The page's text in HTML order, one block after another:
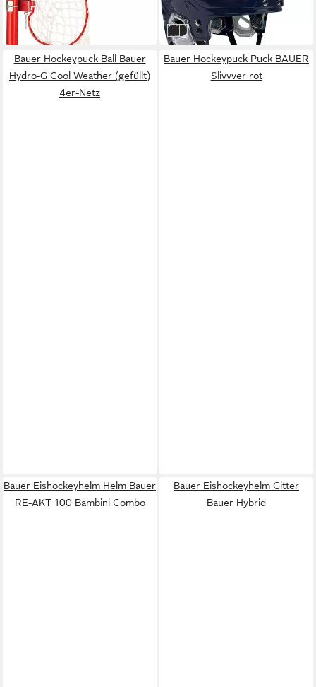
-20%
in 4-5 Werktagen bei dir
navyweiss
Bauer Hockeypuck Ball Bauer
Hydro-G Cool Weather (gefüllt)
4er-Netz
Bauer Hockeypuck Puck BAUER
Slivvver rot
Bauer Eishockeyhelm Helm Bauer
RE-AKT 100 Bambini Combo
Bauer Eishockeyhelm Gitter
Bauer Hybrid